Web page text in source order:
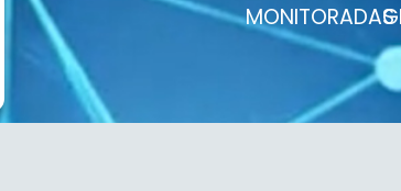
MONITORADAS